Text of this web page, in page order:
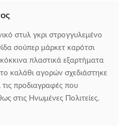
στυλ γκρι στρογγυλεμένο
σούπερ μάρκετ καρότσι
πλαστικά εξαρτήματα
καλάθι αγορών σχεδιάστηκε
προδιαγραφές που
στις Ηνωμένες Πολιτείες.